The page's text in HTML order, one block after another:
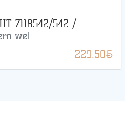
7118542/542 /
wel
229.50BYN